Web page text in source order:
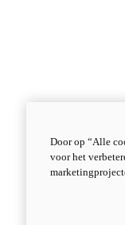
Door op “Alle
voor het